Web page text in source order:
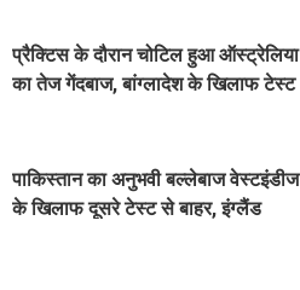
प्रैक्टिस के दौरान चोटिल हुआ ऑस्ट्रेलिया
का तेज गेंदबाज, बांग्लादेश के खिलाफ टेस्ट
पाकिस्तान का अनुभवी बल्लेबाज वेस्टइंडीज
के खिलाफ दूसरे टेस्ट से बाहर, इंग्लैंड